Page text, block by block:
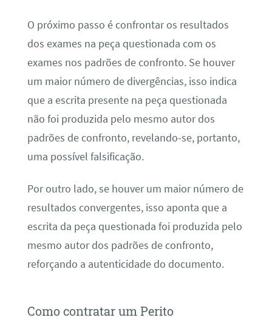
O próximo passo é confrontar os resultados
dos exames na peça questionada com os
exames nos padrões de confronto. Se houver
um maior número de divergências, isso indica
que a escrita presente na peça questionada
não foi produzida pelo mesmo autor dos
padrões de confronto, revelando-se, portanto,
uma possível falsificação.
Por outro lado, se houver um maior número de
resultados convergentes, isso aponta que a
escrita da peça questionada foi produzida pelo
mesmo autor dos padrões de confronto,
reforçando a autenticidade do documento.
Como contratar um Perito